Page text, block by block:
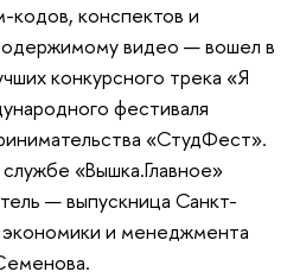
кодов, конспектов и
видео — вошел в
конкурсного трека «Я
фестиваля
«СтудФест».
«Вышка.Главное»
— выпускница Санкт-
и менеджмента